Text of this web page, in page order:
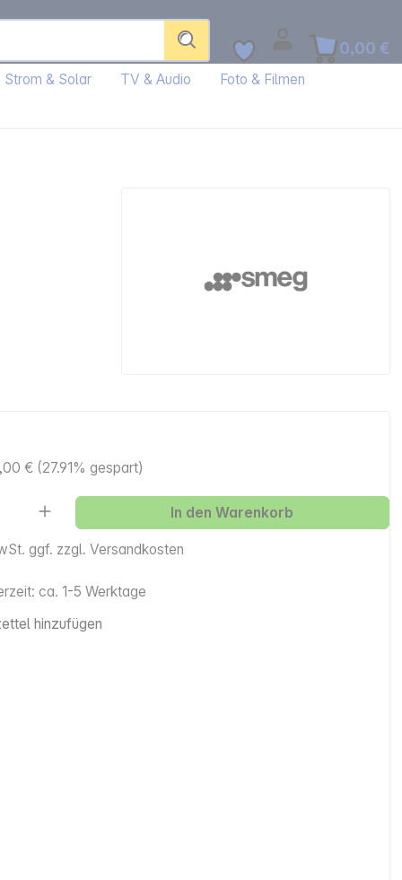
0,00 €
Strom & Solar TV & Audio Foto & Filmen
€ (27.91% gespart)
ggf. zzgl. Versandkosten
ca. 1-5 Werktage
Gib den gewünschten Wert ein
In den Warenkorb
hinzufügen